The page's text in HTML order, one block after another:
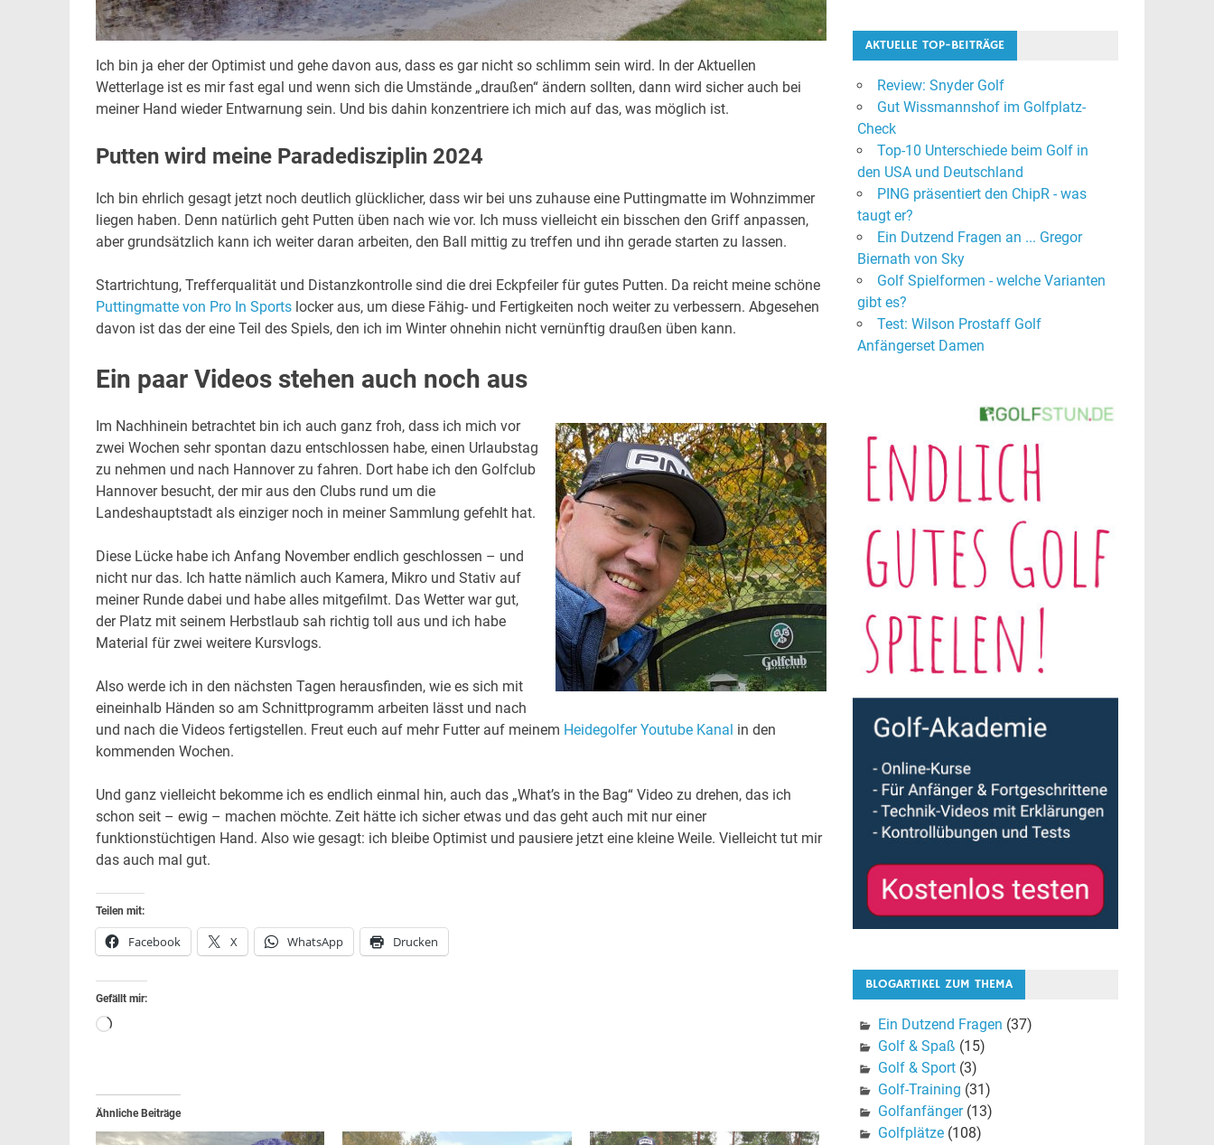
Ich bin ja eher der Optimist und gehe davon aus, dass es gar nicht so schlimm sein wird. In der Aktuellen
Wetterlage ist es mir fast egal und wenn sich die Umstände „draußen“ ändern sollten, dann wird sicher auch bei
meiner Hand wieder Entwarnung sein. Und bis dahin konzentriere ich mich auf das, was möglich ist.
Putten wird meine Paradedisziplin 2024
Ich bin ehrlich gesagt jetzt noch deutlich glücklicher, dass wir bei uns zuhause eine Puttingmatte im Wohnzimmer
liegen haben. Denn natürlich geht Putten üben nach wie vor. Ich muss vielleicht ein bisschen den Griff anpassen,
aber grundsätzlich kann ich weiter daran arbeiten, den Ball mittig zu treffen und ihn gerade starten zu lassen.
Startrichtung, Trefferqualität und Distanzkontrolle sind die drei Eckpfeiler für gutes Putten. Da reicht meine schöne
Puttingmatte von Pro In Sportslocker aus, um diese Fähig- und Fertigkeiten noch weiter zu verbessern. Abgesehen
davon ist das der eine Teil des Spiels, den ich im Winter ohnehin nicht vernünftig draußen üben kann.
Ein paar Videos stehen auch noch aus
Im Nachhinein betrachtet bin ich auch ganz froh, dass ich mich vor
zwei Wochen sehr spontan dazu entschlossen habe, einen Urlaubstag
zu nehmen und nach Hannover zu fahren. Dort habe ich den Golfclub
Hannover besucht, der mir aus den Clubs rund um die
Landeshauptstadt als einziger noch in meiner Sammlung gefehlt hat.
Diese Lücke habe ich Anfang November endlich geschlossen – und
nicht nur das. Ich hatte nämlich auch Kamera, Mikro und Stativ auf
meiner Runde dabei und habe alles mitgefilmt. Das Wetter war gut,
der Platz mit seinem Herbstlaub sah richtig toll aus und ich habe
Material für zwei weitere Kursvlogs.
Also werde ich in den nächsten Tagen herausfinden, wie es sich mit
eineinhalb Händen so am Schnittprogramm arbeiten lässt und nach
und nach die Videos fertigstellen. Freut euch auf mehr Futter auf meinem Heidegolfer Youtube Kanal in den
kommenden Wochen.
Und ganz vielleicht bekomme ich es endlich einmal hin, auch das „What’s in the Bag“ Video zu drehen, das ich
schon seit – ewig – machen möchte. Zeit hätte ich sicher etwas und das geht auch mit nur einer
funktionstüchtigen Hand. Also wie gesagt: ich bleibe Optimist und pausiere jetzt eine kleine Weile. Vielleicht tut mir
das auch mal gut.
Teilen mit:
Facebook X WhatsApp Drucken
Gefällt mir:
Wird
Ähnliche Beiträge
AKTUELLE TOP-BEITRÄGE
Review: Snyder Golf
Gut Wissmannshof im Golfplatz-
Check
Top-10 Unterschiede beim Golf in
den USA und Deutschland
PING präsentiert den ChipR - was
taugt er?
Ein Dutzend Fragen an ... Gregor
Biernath von Sky
Golf Spielformen - welche Varianten
gibt es?
Test: Wilson Prostaff Golf
Anfängerset Damen
BLOGARTIKEL ZUM THEMA
Ein Dutzend Fragen (37)
Golf & Spaß (15)
Golf & Sport(3)
Golf-Training (31)
Golfanfänger(13)
Golfplätze(108)